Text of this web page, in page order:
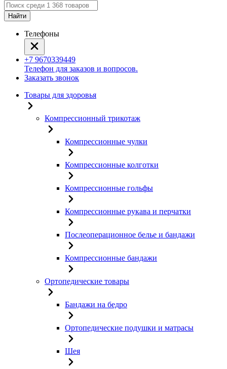
Найти
Телефоны
+7 9670339449
Телефон для заказов и вопросов.
Заказать звонок
Товары для здоровья
Компрессионный трикотаж
Компрессионные чулки
Компрессионные колготки
Компрессионные гольфы
Компрессионные рукава и перчатки
Послеоперационное белье и бандажи
Компрессионные бандажи
Ортопедические товары
Бандажи на бедро
Ортопедические подушки и матрасы
Шея